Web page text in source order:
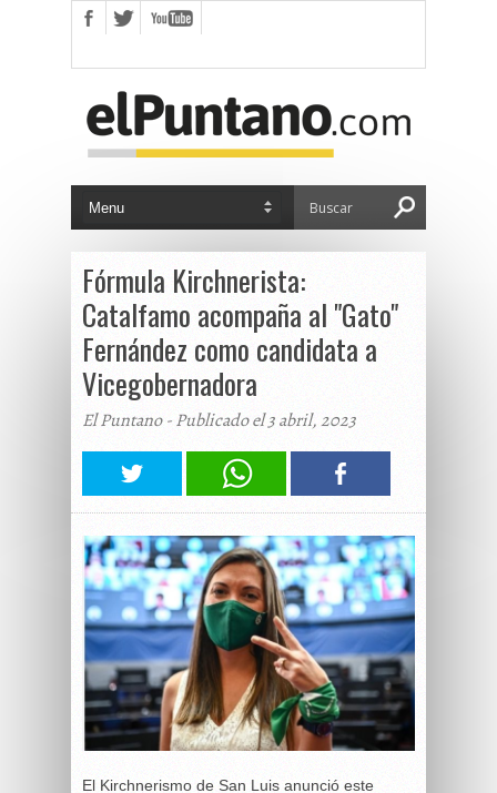
Fórmula Kirchnerista:
Catalfamo acompaña al "Gato"
Fernández como candidata a
Vicegobernadora
El Puntano - Publicado el 3 abril, 2023
El Kirchnerismo de San Luis anunció este